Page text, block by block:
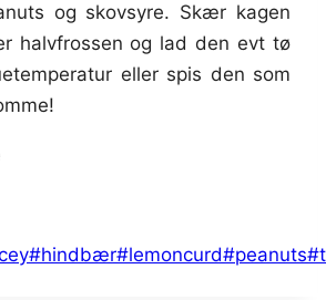
og skovsyre. Skær kagen
halvfrossen og lad den evt tø
eller spis den som
#hindbær#lemoncurd#peanuts#